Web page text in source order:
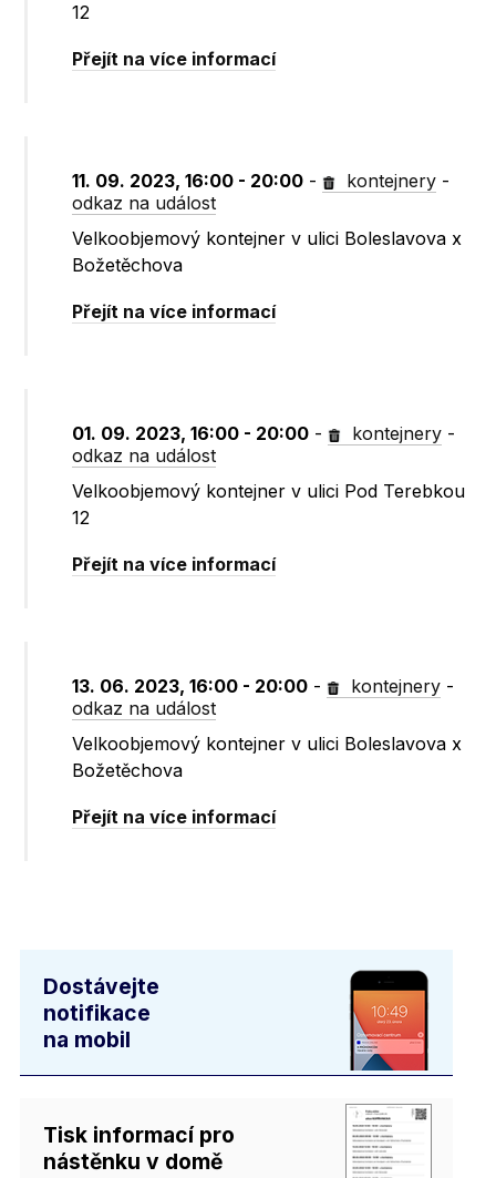
12
Přejít na více informací
11. 09. 2023, 16:00 - 20:00 - kontejnery -
odkaz na událost
Velkoobjemový kontejner v ulici Boleslavova x
Božetěchova
Přejít na více informací
01. 09. 2023, 16:00 - 20:00 - kontejnery -
odkaz na událost
Velkoobjemový kontejner v ulici Pod Terebkou
12
Přejít na více informací
13. 06. 2023, 16:00 - 20:00 - kontejnery -
odkaz na událost
Velkoobjemový kontejner v ulici Boleslavova x
Božetěchova
Přejít na více informací
Dostávejte
notifikace
na mobil
Tisk informací pro
nástěnku v domě